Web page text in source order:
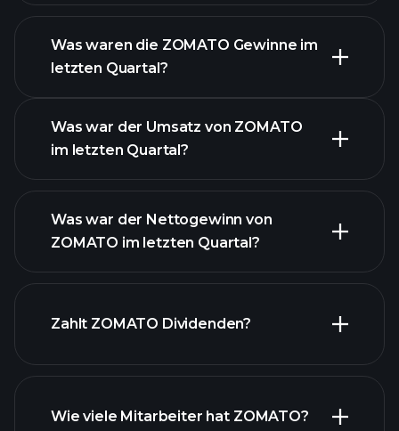
Was waren die ZOMATO Gewinne im
letzten Quartal?
Gewinnen
Was war der Umsatz von ZOMATO
im letzten Quartal?
Berichte ZOMATO
Was war der Nettogewinn von
ZOMATO im letzten Quartal?
finanzielle Berichte ZOMATO
Zahlt ZOMATO Dividenden?
Wie viele Mitarbeiter hat ZOMATO?